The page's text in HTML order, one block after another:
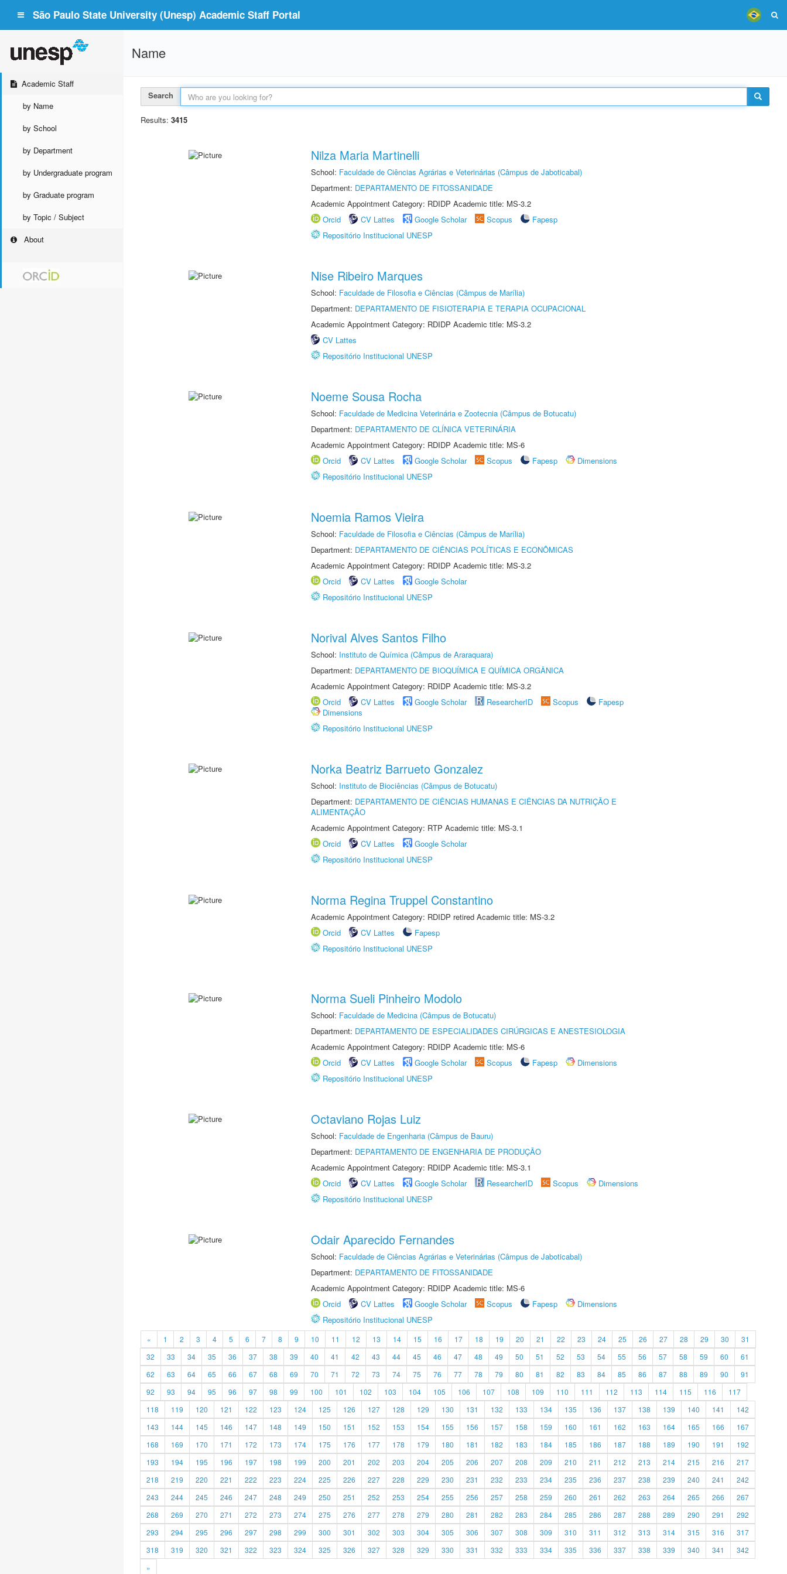
São Paulo State University (Unesp) Academic Staff Portal
Academic Staff
by Name
by School
by Department
by Undergraduate program
by Graduate program
by Topic / Subject
About
Name
Search
Results: 3415
Nilza Maria Martinelli
School: Faculdade de Ciências Agrárias e Veterinárias (Câmpus de Jaboticabal)
Department: DEPARTAMENTO DE FITOSSANIDADE
Academic Appointment Category: RDIDP Academic title: MS-3.2
Orcid
CV Lattes Google Scholar Scopus
Fapesp
Repositório Institucional UNESP
Nise Ribeiro Marques
School: Faculdade de Filosofia e Ciências (Câmpus de Marília)
Department: DEPARTAMENTO DE FISIOTERAPIA E TERAPIA OCUPACIONAL
Academic Appointment Category: RDIDP Academic title: MS-3.2
CV Lattes
Repositório Institucional UNESP
Noeme Sousa Rocha
School: Faculdade de Medicina Veterinária e Zootecnia (Câmpus de Botucatu)
Department: DEPARTAMENTO DE CLÍNICA VETERINÁRIA
Academic Appointment Category: RDIDP Academic title: MS-6
Orcid
CV Lattes Google Scholar Scopus Fapesp
Dimensions
Repositório Institucional UNESP
Noemia Ramos Vieira
School: Faculdade de Filosofia e Ciências (Câmpus de Marília)
Department: DEPARTAMENTO DE CIÊNCIAS POLÍTICAS E ECONÔMICAS
Academic Appointment Category: RDIDP Academic title: MS-3.2
Orcid
CV Lattes
Google Scholar
Repositório Institucional UNESP
Norival Alves Santos Filho
School: Instituto de Química (Câmpus de Araraquara)
Department: DEPARTAMENTO DE BIOQUÍMICA E QUÍMICA ORGÂNICA
Academic Appointment Category: RDIDP Academic title: MS-3.2
Orcid
CV Lattes Google Scholar ResearcherID Scopus
Fapesp
Dimensions
Repositório Institucional UNESP
Norka Beatriz Barrueto Gonzalez
School: Instituto de Biociências (Câmpus de Botucatu)
Department: DEPARTAMENTO DE CIÊNCIAS HUMANAS E CIÊNCIAS DA NUTRIÇÃO E
ALIMENTAÇÃO
Academic Appointment Category: RTP Academic title: MS-3.1
Orcid
CV Lattes
Google Scholar
Repositório Institucional UNESP
Norma Regina Truppel Constantino
Academic Appointment Category: RDIDP retired Academic title: MS-3.2
Orcid
CV Lattes
Fapesp
Repositório Institucional UNESP
Norma Sueli Pinheiro Modolo
School: Faculdade de Medicina (Câmpus de Botucatu)
Department: DEPARTAMENTO DE ESPECIALIDADES CIRÚRGICAS E ANESTESIOLOGIA
Academic Appointment Category: RDIDP Academic title: MS-6
Orcid
CV Lattes Google Scholar Scopus Fapesp
Dimensions
Repositório Institucional UNESP
Octaviano Rojas Luiz
School: Faculdade de Engenharia (Câmpus de Bauru)
Department: DEPARTAMENTO DE ENGENHARIA DE PRODUÇÃO
Academic Appointment Category: RDIDP Academic title: MS-3.1
Orcid
CV Lattes Google Scholar ResearcherID Scopus
Dimensions
Repositório Institucional UNESP
Odair Aparecido Fernandes
School: Faculdade de Ciências Agrárias e Veterinárias (Câmpus de Jaboticabal)
Department: DEPARTAMENTO DE FITOSSANIDADE
Academic Appointment Category: RDIDP Academic title: MS-6
Orcid
CV Lattes Google Scholar Scopus Fapesp
Dimensions
Repositório Institucional UNESP
« 1 2 3 4 5 6 7 8 9 10 11 12 13 14 15 16 17 18 19 20 21 22 23 24 25 26 27 28 29 30
31
32
33 34 35 36 37 38 39 40 41 42 43 44 45 46 47 48 49 50 51 52 53 54 55 56 57 58 59 60
61
62
63 64 65 66 67 68 69 70 71 72 73 74 75 76 77 78 79 80 81 82 83 84 85 86 87 88 89 90
91
92
93 94 95 96 97 98 99 100 101 102 103 104 105 106 107 108 109 110 111 112 113 114 115 116
117
118
119 120 121 122 123 124 125 126 127 128 129 130 131 132 133 134 135 136 137 138 139 140 141
142
143
144 145 146 147 148 149 150 151 152 153 154 155 156 157 158 159 160 161 162 163 164 165 166
167
168
169 170 171 172 173 174 175 176 177 178 179 180 181 182 183 184 185 186 187 188 189 190 191
192
193
194 195 196 197 198 199 200 201 202 203 204 205 206 207 208 209 210 211 212 213 214 215 216
217
218
219 220 221 222 223 224 225 226 227 228 229 230 231 232 233 234 235 236 237 238 239 240 241
242
243
244 245 246 247 248 249 250 251 252 253 254 255 256 257 258 259 260 261 262 263 264 265 266
267
268
269 270 271 272 273 274 275 276 277 278 279 280 281 282 283 284 285 286 287 288 289 290 291
292
293
294 295 296 297 298 299 300 301 302 303 304 305 306 307 308 309 310 311 312 313 314 315 316
317
318
319 320 321 322 323 324 325 326 327 328 329 330 331 332 333 334 335 336 337 338 339 340 341
342
»